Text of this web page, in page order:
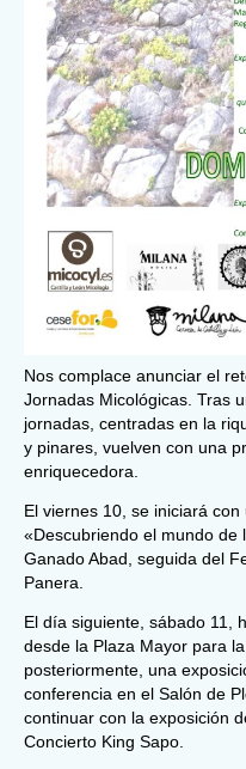
Nos complace anunciar el
Jornadas Micológicas. Tras
jornadas, centradas en la
y pinares, vuelven con una
enriquecedora.
El viernes 10, se iniciará
«Descubriendo el mundo
Ganado Abad, seguida del
Panera.
El día siguiente, sábado 11,
desde la Plaza Mayor para
posteriormente, una
conferencia en el Salón de
continuar con la exposición
Concierto King Sapo.